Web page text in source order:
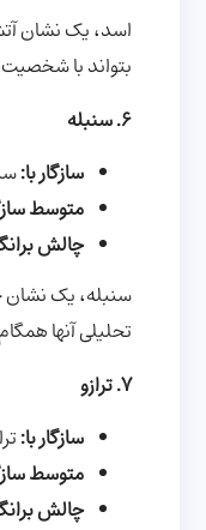
اسد، یک نشان
بتواند با
6. سنبله
سازگار با:
متوسط
چالش
سنبله، یک نشان
تحلیلی آنها
7. ترازو
سازگار با:
متوسط
چالش